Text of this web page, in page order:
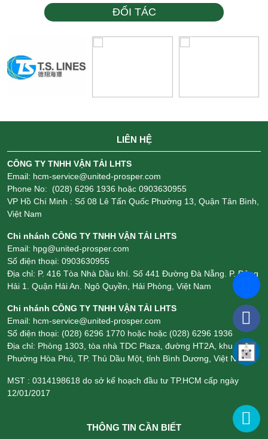
ĐỐI TÁC
LIÊN HỆ
CÔNG TY TNHH VẬN TẢI LHTS
Email: hcm-service@united-prosper.com
Phone No: (028) 6296 1936 hoặc 0903630955
VP Hồ Chí Minh : Số 08 Lê Tấn Quốc Phường 13, Quận Tân Bình,
Việt Nam
Chi nhánh CÔNG TY TNHH VẬN TẢI LHTS
Email: hpg@united-prosper.com
Số điện thoại: 0903630955
Địa chỉ: P. 416 Tòa Nhà Dầu khí. Số 441 Đường Đà Nẵng. P. Đông
Hải 1. Quận Hải An. Ngô Quyền, Hải Phòng, Việt Nam
Chi nhánh CÔNG TY TNHH VẬN TẢI LHTS
Email: hcm-service@united-prosper.com
Số điện thoại: (028) 6296 1770 hoặc hoặc (028) 6296 1936
Địa chỉ: Phòng 1303, tòa nhà TDC Plaza, đường HT2A, khu Phố 3,
Phường Hòa Phú, TP. Thủ Dầu Một, tỉnh Bình Dương, Việt Nam
MST : 0314198618 do sở kế hoạch đầu tư TP.HCM cấp ngày
12/01/2017
THÔNG TIN CẦN BIẾT